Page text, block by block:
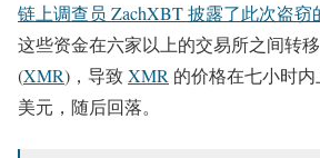
链上调查员 ZachXBT 披露了此次盗窃
这些资金在六家以上的交易所之间转
(XMR)，导致XMR 的价格在七小时内
美元，随后回落。